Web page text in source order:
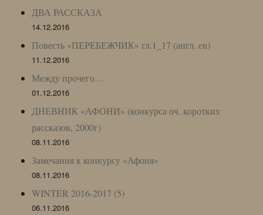
ДВА РАССКАЗА
14.12.2016
Повесть «ПЕРЕБЕЖЧИК» гл.1_17 (англ. en)
11.12.2016
Между прочего…
01.12.2016
ДНЕВНИК «АФОНИ» (конкурса оч. коротких
рассказов, 2000г)
08.11.2016
Замечания к конкурсу «Афоня»
08.11.2016
WINTER 2016-2017 (5)
06.11.2016